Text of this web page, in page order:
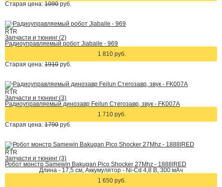
Старая цена: 1090 руб.
RTR
Запчасти и тюнинг (2)
Радиоуправляемый робот Jiabaile - 969
1 810 руб.
Старая цена: 1910 руб.
RTR
Запчасти и тюнинг (3)
Радиоуправляемый динозавр Feilun Стегозавр, звук - FK007A
1 710 руб.
Старая цена: 1790 руб.
RTR
Запчасти и тюнинг (3)
Робот монстр Samewin Bakugan Pico Shocker 27Mhz - 1888|RED
Длина - 17,5 см, Аккумулятор - Ni-Cd 4,8 В, 300 мАч
1 650 руб.